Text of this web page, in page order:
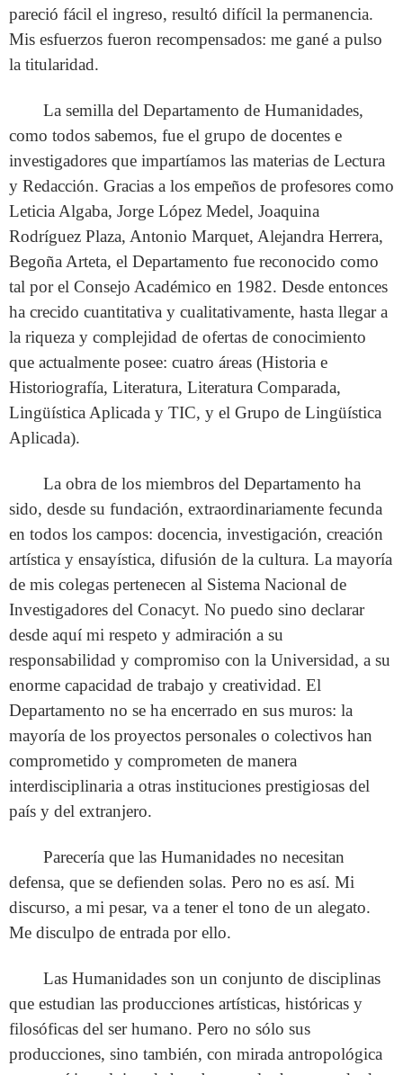
pareció fácil el ingreso, resultó difícil la permanencia.
Mis esfuerzos fueron recompensados: me gané a pulso
la titularidad.
La semilla del Departamento de Humanidades,
como todos sabemos, fue el grupo de docentes e
investigadores que impartíamos las materias de Lectura
y Redacción. Gracias a los empeños de profesores como
Leticia Algaba, Jorge López Medel, Joaquina
Rodríguez Plaza, Antonio Marquet, Alejandra Herrera,
Begoña Arteta, el Departamento fue reconocido como
tal por el Consejo Académico en 1982. Desde entonces
ha crecido cuantitativa y cualitativamente, hasta llegar a
la riqueza y complejidad de ofertas de conocimiento
que actualmente posee: cuatro áreas (Historia e
Historiografía, Literatura, Literatura Comparada,
Lingüística Aplicada y TIC, y el Grupo de Lingüística
Aplicada).
La obra de los miembros del Departamento ha
sido, desde su fundación, extraordinariamente fecunda
en todos los campos: docencia, investigación, creación
artística y ensayística, difusión de la cultura. La mayoría
de mis colegas pertenecen al Sistema Nacional de
Investigadores del Conacyt. No puedo sino declarar
desde aquí mi respeto y admiración a su
responsabilidad y compromiso con la Universidad, a su
enorme capacidad de trabajo y creatividad. El
Departamento no se ha encerrado en sus muros: la
mayoría de los proyectos personales o colectivos han
comprometido y comprometen de manera
interdisciplinaria a otras instituciones prestigiosas del
país y del extranjero.
Parecería que las Humanidades no necesitan
defensa, que se defienden solas. Pero no es así. Mi
discurso, a mi pesar, va a tener el tono de un alegato.
Me disculpo de entrada por ello.
Las Humanidades son un conjunto de disciplinas
que estudian las producciones artísticas, históricas y
filosóficas del ser humano. Pero no sólo sus
producciones, sino también, con mirada antropológica